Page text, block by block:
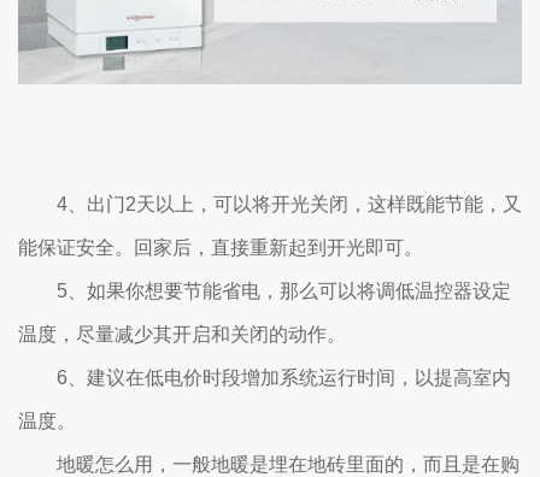
4、出门2天以上，可以将开光关闭，这样既能节能，又
能保证安全。回家后，直接重新起到开光即可。
5、如果你想要节能省电，那么可以将调低温控器设定
温度，尽量减少其开启和关闭的动作。
6、建议在低电价时段增加系统运行时间，以提高室内
温度。
地暖怎么用，一般地暖是埋在地砖里面的，而且是在购